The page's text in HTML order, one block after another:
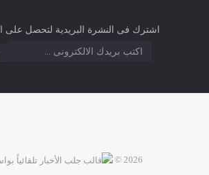
اشترك فى النشرة البريدية لتحصل على
2026 ©